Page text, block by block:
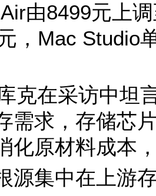
由8499元上
，Mac Studio
克在采访中坦
需求，存储芯
化原材料成本
源集中在上游